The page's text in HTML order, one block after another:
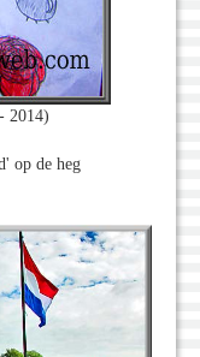
2014)
op de heg